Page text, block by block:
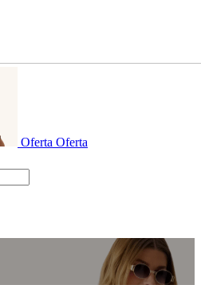
Oferta Oferta